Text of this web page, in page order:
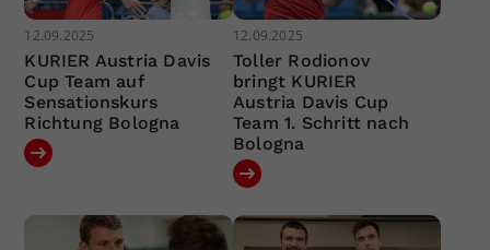
12.09.2025
KURIER Austria Davis
Cup Team auf
Sensationskurs
Richtung Bologna
12.09.2025
Toller Rodionov
bringt KURIER
Austria Davis Cup
Team 1. Schritt nach
Bologna